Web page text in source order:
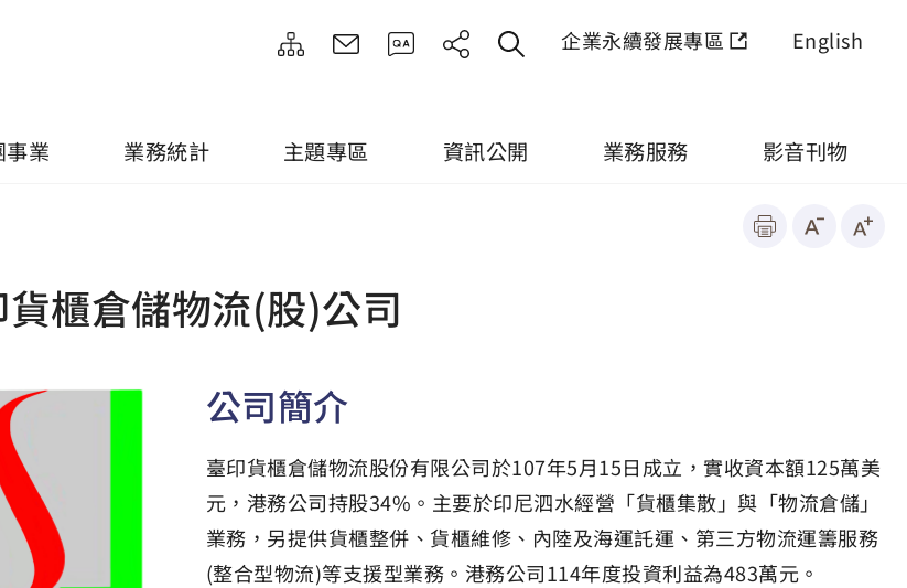
企業永續發展專區 English
業 業務統計 主題專區 資訊公開 業務服務 影音刊物
貨櫃倉儲物流(股)公司
公司簡介
臺印貨櫃倉儲物流股份有限公司於107年5月15日成立，實收資本額125萬美
元，港務公司持股34%。主要於印尼泗水經營「貨櫃集散」與「物流倉儲」
業務，另提供貨櫃整併、貨櫃維修、內陸及海運託運、第三方物流運籌服務
(整合型物流)等支援型業務。港務公司114年度投資利益為483萬元。